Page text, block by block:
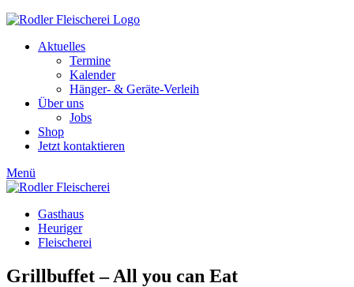
Aktuelles
Termine
Kalender
Hänger- & Geräte-Verleih
Über uns
Jobs
Shop
Jetzt kontaktieren
Menü
Gasthaus
Heuriger
Fleischerei
Grillbuffet – All you can Eat